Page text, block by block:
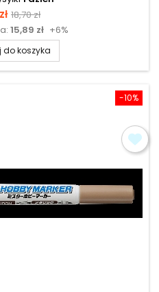
Cena
podstawowa
18,70 zł
15,89 zł +6%
do koszyka
-10%